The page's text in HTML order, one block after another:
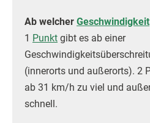
Ab welcher Geschwindigkeit
1 Punkt gibt es ab einer
(innerorts und außerorts). 2
ab 31 km/h zu viel und
schnell.